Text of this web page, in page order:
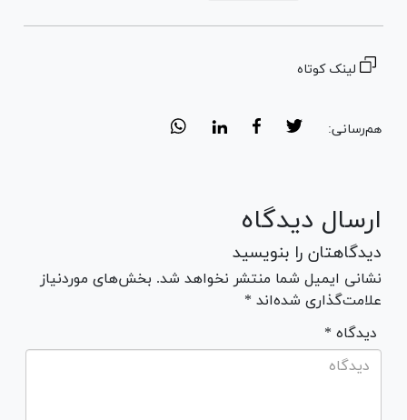
لینک کوتاه
هم‌رسانی:
ارسال دیدگاه
دیدگاهتان را بنویسید
نشانی ایمیل شما منتشر نخواهد شد. بخش‌های موردنیاز
علامت‌گذاری شده‌اند *
* دیدگاه